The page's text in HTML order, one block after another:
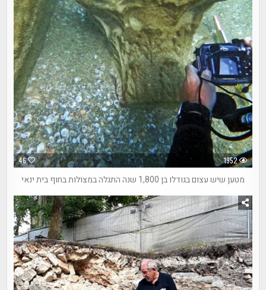
46 1952
מטען שיש עצום בגודלו בן 1,800 שנה התגלה במצולות בחוף בית ינאי